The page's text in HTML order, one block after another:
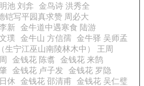
池 刘弇
金鸟诗 洪秀全
铠写平园真求赞 周必大
新
金牛道中遇寒食 陆游
璞
金牛山 方信孺
金牛驿 吴师孟
生宁江巫山南陵林木中） 王周
金钱花 陈翥
金钱花 来鹄
金钱花 卢子发
金钱花 罗隐
休
金钱花 邵清甫
金钱花 吴仁璧